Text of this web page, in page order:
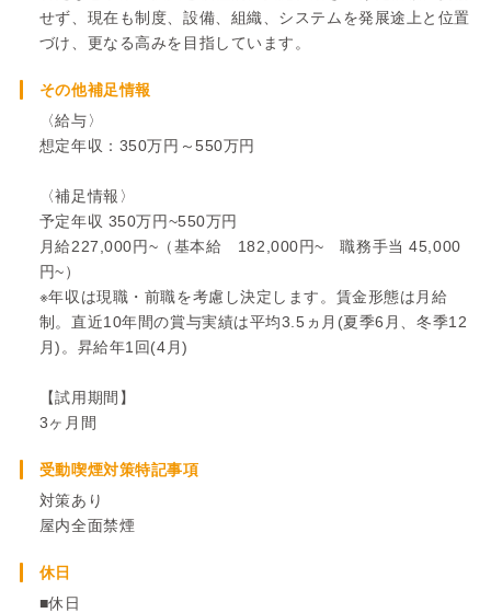
せず、現在も制度、設備、組織、システムを発展途上と位置
づけ、更なる高みを目指しています。
その他補足情報
〈給与〉
想定年収：350万円～550万円
〈補足情報〉
予定年収 350万円~550万円
月給227,000円~（基本給 182,000円~ 職務手当 45,000
円~）
※年収は現職・前職を考慮し決定します。賃金形態は月給
制。直近10年間の賞与実績は平均3.5ヵ月(夏季6月、冬季12
月)。昇給年1回(4月)
【試用期間】
3ヶ月間
受動喫煙対策特記事項
対策あり
屋内全面禁煙
休日
■休日